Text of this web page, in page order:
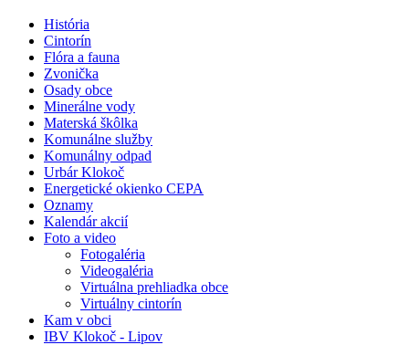
História
Cintorín
Flóra a fauna
Zvonička
Osady obce
Minerálne vody
Materská škôlka
Komunálne služby
Komunálny odpad
Urbár Klokoč
Energetické okienko CEPA
Oznamy
Kalendár akcií
Foto a video
Fotogaléria
Videogaléria
Virtuálna prehliadka obce
Virtuálny cintorín
Kam v obci
IBV Klokoč - Lipov